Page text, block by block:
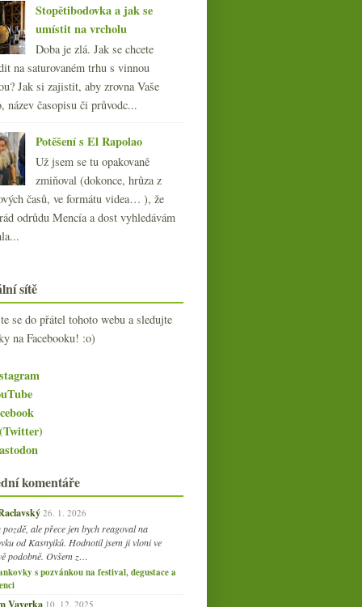
Stopětibodovka a jak se
umístit na vrcholu
Doba je zlá. Jak se chcete
na saturovaném trhu s vinnou
Jak si zajistit, aby zrovna Vaše
název časopisu či průvodc...
Potěšení s El Rapolao
Už jsem se tu opakovaně
zmiňoval (dokonce, hrůza z
časů, ve formátu videa… ), že
odrůdu Mencía a dost vyhledávám
sítě
se do přátel tohoto webu a sledujte
na Facebooku! :o)
komentáře
26. 1. 2026
ale přece jen bych reagoval na
od Kasnyiků. Hodnotil jsem ji vloni ve
podobně. Ovšem z…
s pozvánkou na festival, degustace a
Vaverka 10. 12. 2025